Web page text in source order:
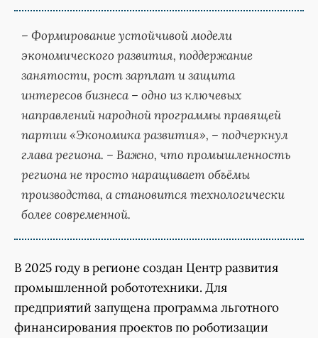
– Формирование устойчивой модели
экономического развития, поддержание
занятости, рост зарплат и защита
интересов бизнеса – одно из ключевых
направлений народной программы правящей
партии «Экономика развития», – подчеркнул
глава региона. – Важно, что промышленность
региона не просто наращивает объёмы
производства, а становится технологически
более современной.
В 2025 году в регионе создан Центр развития
промышленной робототехники. Для
предприятий запущена программа льготного
финансирования проектов по роботизации